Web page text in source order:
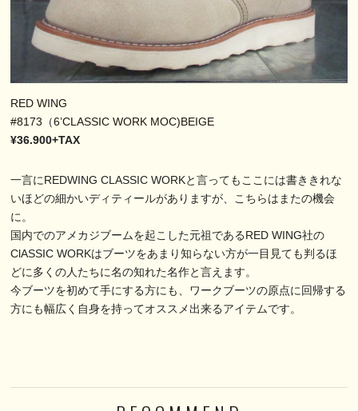
RED WING
#8173（6’CLASSIC WORK MOC)BEIGE
¥36.900+TAX
一言にREDWING CLASSIC WORKと言ってもここには書ききれな
いほどの細かいディティールがありますが、こちらはまたの機会
に。
国内でのアメカジブームを起こした元祖であるRED WING社の
ClASSIC WORKはブーツをあまり知らない方が一目見ても判るほ
どに多くの人たちに名の知れた名作と言えます。
今ブーツを初めて手にする方にも、ワークブーツの原点に回帰する
方にも幅広く自身を持ってオススメ出来るアイテムです。